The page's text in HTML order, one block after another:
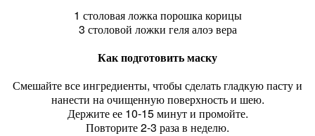
1 столовая ложка порошка корицы
3 столовой ложки геля алоэ вера
Как подготовить маску
Смешайте все ингредиенты, чтобы сделать гладкую пасту и
нанести на очищенную поверхность и шею.
Держите ее 10-15 минут и промойте.
Повторите 2-3 раза в неделю.